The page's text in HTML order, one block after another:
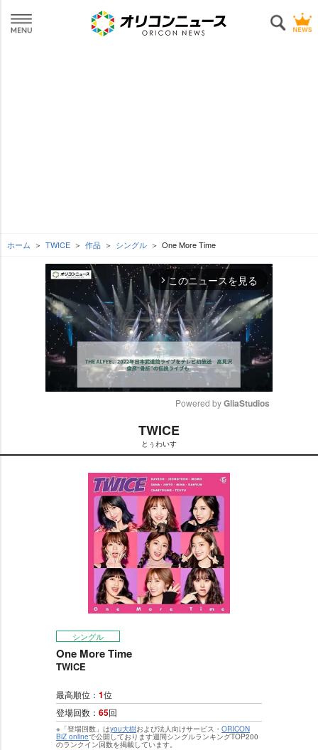
ホーム TWICE 作品 シングル One More Time
arrow_forward_ios このニュースを見る
t
e
Powered by GliaStudios
TWICE
とぅわいす
シングル
One More Time
TWICE
最高順位： 1位
登場回数： 65回
※「登場回数」はyou大樹および法人向けサービス・ ORICON
BiZ onlineで公開しております週間シングルランキングTOP200
のランクイン回数を掲載しています。